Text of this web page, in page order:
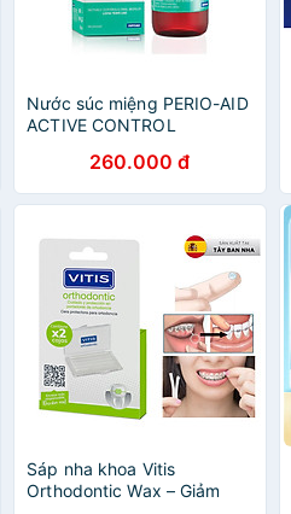
Nước súc miệng PERIO-AID
ACTIVE CONTROL
260.000 đ
Sáp nha khoa Vitis
Orthodontic Wax – Giảm